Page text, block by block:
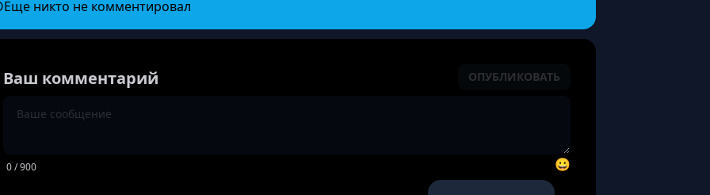
Еще никто не комментировал
Ваш комментарий ОПУБЛИКОВАТЬ
0/ 900 😀